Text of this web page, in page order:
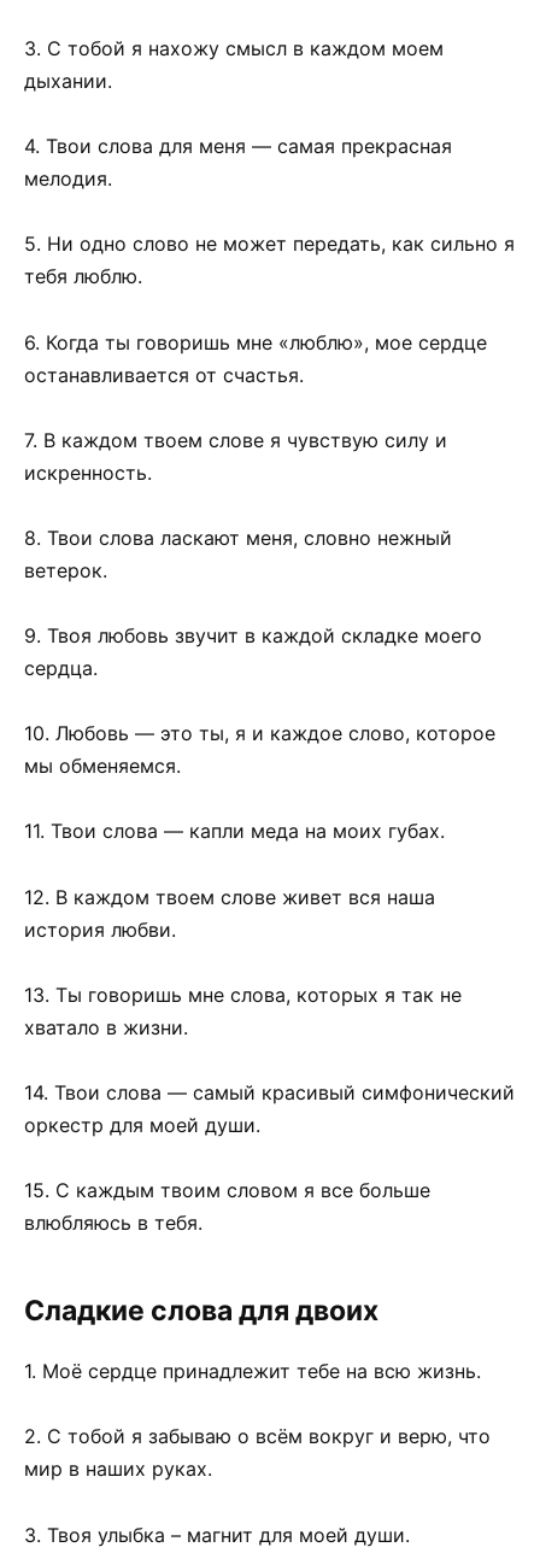
3. С тобой я нахожу смысл в каждом моем
дыхании.
4. Твои слова для меня — самая прекрасная
мелодия.
5. Ни одно слово не может передать, как сильно я
тебя люблю.
6. Когда ты говоришь мне «люблю», мое сердце
останавливается от счастья.
7. В каждом твоем слове я чувствую силу и
искренность.
8. Твои слова ласкают меня, словно нежный
ветерок.
9. Твоя любовь звучит в каждой складке моего
сердца.
10. Любовь — это ты, я и каждое слово, которое
мы обменяемся.
11. Твои слова — капли меда на моих губах.
12. В каждом твоем слове живет вся наша
история любви.
13. Ты говоришь мне слова, которых я так не
хватало в жизни.
14. Твои слова — самый красивый симфонический
оркестр для моей души.
15. С каждым твоим словом я все больше
влюбляюсь в тебя.
Сладкие слова для двоих
1. Моё сердце принадлежит тебе на всю жизнь.
2. С тобой я забываю о всём вокруг и верю, что
мир в наших руках.
3. Твоя улыбка – магнит для моей души.